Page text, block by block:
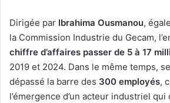
Dirigée par Ibrahima Ousmanou,
la Commission Industrie du Gecam,
chiffre d’affaires passer de 5 à 17
2019 et 2024. Dans le même temps,
dépassé la barre des 300 employés,
l’émergence d’un acteur industriel qui